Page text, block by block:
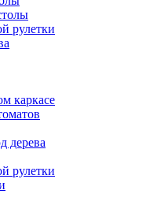
рулетки
каркасе
дерева
рулетки